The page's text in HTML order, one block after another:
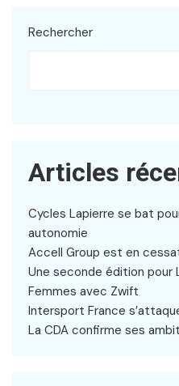
Rechercher
Articles
Cycles Lapierre se bat
autonomie
Accell Group est en
Une seconde édition pour
Femmes avec Zwift
Intersport France
La CDA confirme ses